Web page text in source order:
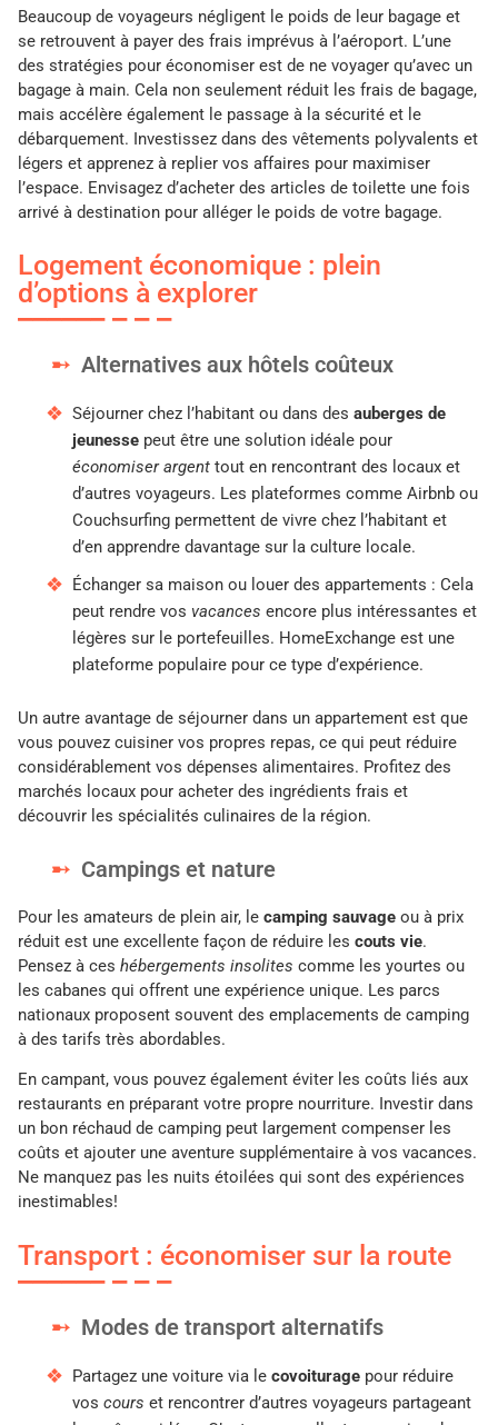
Beaucoup de voyageurs négligent le poids de leur bagage et
se retrouvent à payer des frais imprévus à l’aéroport. L’une
des stratégies pour économiser est de ne voyager qu’avec un
bagage à main. Cela non seulement réduit les frais de bagage,
mais accélère également le passage à la sécurité et le
débarquement. Investissez dans des vêtements polyvalents et
légers et apprenez à replier vos affaires pour maximiser
l’espace. Envisagez d’acheter des articles de toilette une fois
arrivé à destination pour alléger le poids de votre bagage.
Logement économique : plein
d’options à explorer
Alternatives aux hôtels coûteux
Séjourner chez l’habitant ou dans des auberges de
jeunesse peut être une solution idéale pour
économiser argent tout en rencontrant des locaux et
d’autres voyageurs. Les plateformes comme Airbnb ou
Couchsurfing permettent de vivre chez l’habitant et
d’en apprendre davantage sur la culture locale.
Échanger sa maison ou louer des appartements : Cela
peut rendre vos vacances encore plus intéressantes et
légères sur le portefeuilles. HomeExchange est une
plateforme populaire pour ce type d’expérience.
Un autre avantage de séjourner dans un appartement est que
vous pouvez cuisiner vos propres repas, ce qui peut réduire
considérablement vos dépenses alimentaires. Profitez des
marchés locaux pour acheter des ingrédients frais et
découvrir les spécialités culinaires de la région.
Campings et nature
Pour les amateurs de plein air, le camping sauvage ou à prix
réduit est une excellente façon de réduire les couts vie.
Pensez à ces hébergements insolites comme les yourtes ou
les cabanes qui offrent une expérience unique. Les parcs
nationaux proposent souvent des emplacements de camping
à des tarifs très abordables.
En campant, vous pouvez également éviter les coûts liés aux
restaurants en préparant votre propre nourriture. Investir dans
un bon réchaud de camping peut largement compenser les
coûts et ajouter une aventure supplémentaire à vos vacances.
Ne manquez pas les nuits étoilées qui sont des expériences
inestimables!
Transport : économiser sur la route
Modes de transport alternatifs
Partagez une voiture via le covoiturage pour réduire
vos cours et rencontrer d’autres voyageurs partageant